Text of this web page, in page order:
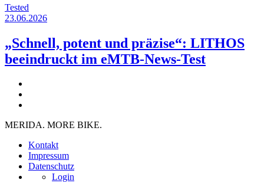
Tested
23.06.2026
„Schnell, potent und präzise“: LITHOS
beeindruckt im eMTB-News-Test
MERIDA. MORE BIKE.
Kontakt
Impressum
Datenschutz
Login